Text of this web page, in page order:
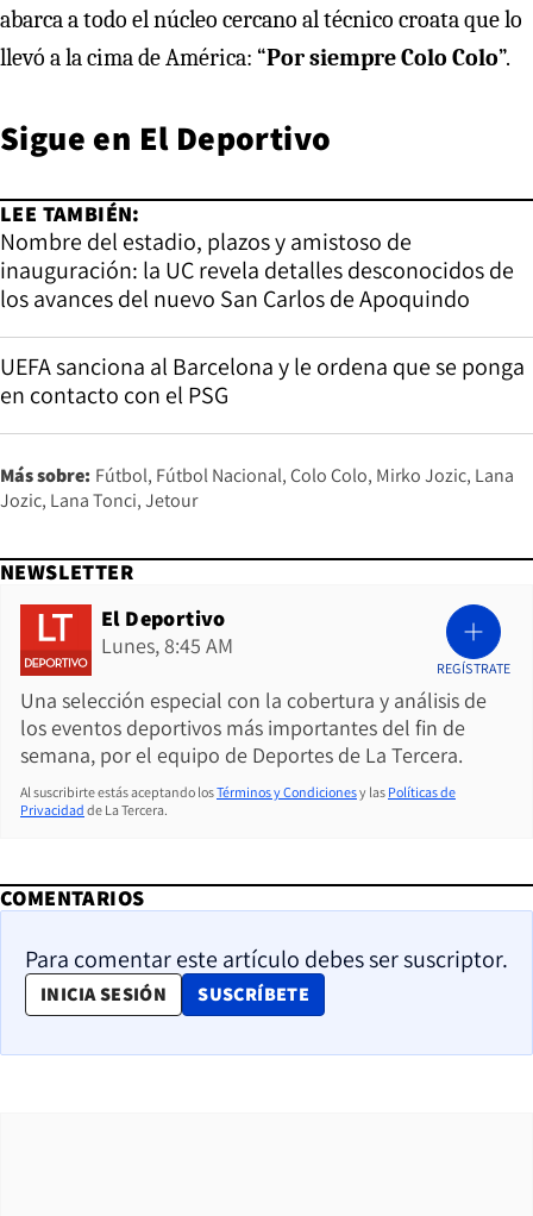
abarca a todo el núcleo cercano al técnico croata que lo
llevó a la cima de América: “Por siempre Colo Colo”.
Sigue en El Deportivo
LEE TAMBIÉN:
Nombre del estadio, plazos y amistoso de
inauguración: la UC revela detalles desconocidos de
los avances del nuevo San Carlos de Apoquindo
UEFA sanciona al Barcelona y le ordena que se ponga
en contacto con el PSG
Más sobre: Fútbol Fútbol Nacional Colo Colo Mirko Jozic Lana
Jozic Lana Tonci Jetour
NEWSLETTER
El Deportivo
Lunes, 8:45 AM
Una selección especial con la cobertura y análisis de
los eventos deportivos más importantes del fin de
semana, por el equipo de Deportes de La Tercera.
REGÍSTRATE
Al suscribirte estás aceptando losTérminos y Condicionesy las Políticas de
Privacidad de La Tercera.
COMENTARIOS
Para comentar este artículo debes ser suscriptor.
INICIA SESIÓN SUSCRÍBETE
OPENS IN NEW WINDOW